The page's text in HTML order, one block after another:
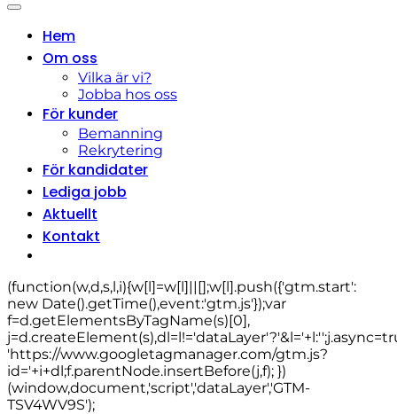
Hem
Om oss
Vilka är vi?
Jobba hos oss
För kunder
Bemanning
Rekrytering
För kandidater
Lediga jobb
Aktuellt
Kontakt
(function(w,d,s,l,i){w[l]=w[l]||[];w[l].push({'gtm.start':
new Date().getTime(),event:'gtm.js'});var
f=d.getElementsByTagName(s)[0],
'https://www.googletagmanager.com/gtm.js?
id='+i+dl;f.parentNode.insertBefore(j,f); })
(window,document,'script','dataLayer','GTM-
TSV4WV9S');